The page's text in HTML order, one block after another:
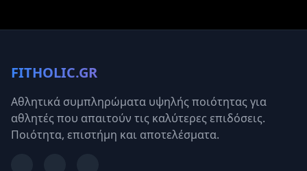
FITHOLIC.GR
Αθλητικά συμπληρώματα υψηλής ποιότητας για
αθλητές που απαιτούν τις καλύτερες επιδόσεις.
Ποιότητα, επιστήμη και αποτελέσματα.